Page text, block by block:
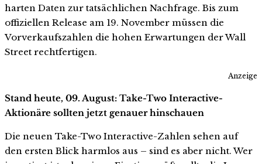
harten Daten zur tatsächlichen Nachfrage. Bis zum
offiziellen Release am 19. November müssen die
Vorverkaufszahlen die hohen Erwartungen der Wall
Street rechtfertigen.
Anzeige
Stand heute, 09. August: Take-Two Interactive-
Aktionäre sollten jetzt genauer hinschauen
Die neuen Take-Two Interactive-Zahlen sehen auf
den ersten Blick harmlos aus – sind es aber nicht. Wer